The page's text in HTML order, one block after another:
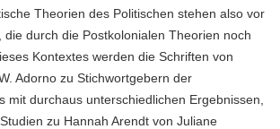
Theorien des Politischen stehen also vor
durch die Postkolonialen Theorien noch
Kontextes werden die Schriften von
Adorno zu Stichwortgebern der
mit durchaus unterschiedlichen Ergebnissen,
zu Hannah Arendt von Juliane